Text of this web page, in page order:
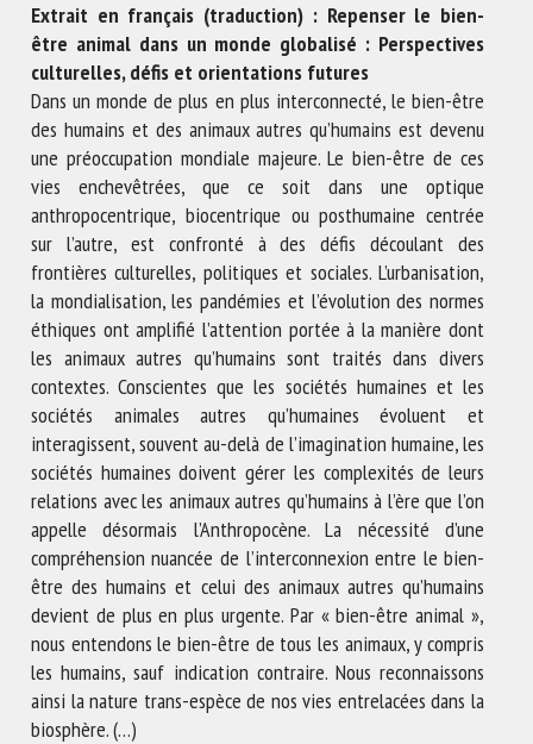
Extrait en français (traduction) : Repenser le bien-
être animal dans un monde globalisé : Perspectives
culturelles, défis et orientations futures
Dans un monde de plus en plus interconnecté, le bien-être
des humains et des animaux autres qu’humains est devenu
une préoccupation mondiale majeure. Le bien-être de ces
vies enchevêtrées, que ce soit dans une optique
anthropocentrique, biocentrique ou posthumaine centrée
sur l’autre, est confronté à des défis découlant des
frontières culturelles, politiques et sociales. L’urbanisation,
la mondialisation, les pandémies et l’évolution des normes
éthiques ont amplifié l’attention portée à la manière dont
les animaux autres qu’humains sont traités dans divers
contextes. Conscientes que les sociétés humaines et les
sociétés animales autres qu’humaines évoluent et
interagissent, souvent au-delà de l’imagination humaine, les
sociétés humaines doivent gérer les complexités de leurs
relations avec les animaux autres qu’humains à l’ère que l’on
appelle désormais l’Anthropocène. La nécessité d’une
compréhension nuancée de l’interconnexion entre le bien-
être des humains et celui des animaux autres qu’humains
devient de plus en plus urgente. Par « bien-être animal »,
nous entendons le bien-être de tous les animaux, y compris
les humains, sauf indication contraire. Nous reconnaissons
ainsi la nature trans-espèce de nos vies entrelacées dans la
biosphère. (…)
Organisme *
E-mail *
En soumettant ce formulaire, j'accepte que les
informations saisies soient utilisées dans le cadre de la
relation avec le CNR BEA. *
Les champs suivis de * sont obligatoires